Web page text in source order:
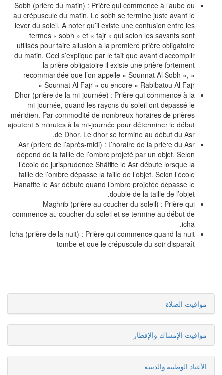
Sobh (prière du matin) : Prière qui commence à l’aube ou
au crépuscule du matin. Le sobh se termine juste avant le
lever du soleil. A noter qu’il existe une confusion entre les
termes « sobh » et « fajr » qui selon les savants sont
utilisés pour faire allusion à la première prière obligatoire
du matin. Ceci s’explique par le fait que avant d’accomplir
la prière obligatoire il existe une prière fortement
recommandée que l’on appelle « Sounnat Al Sobh », «
Sounnat Al Fajr » ou encore « Rabibatou Al Fajr »
Dhor (prière de la mi-journée) : Prière qui commence à la
mi-journée, quand les rayons du soleil ont dépassé le
méridien. Par commodité de nombreux horaires de prières
ajoutent 5 minutes à la mi-journée pour déterminer le début
de Dhor. Le dhor se termine au début du Asr.
Asr (prière de l’après-midi) : L’horaire de la prière du Asr
dépend de la taille de l’ombre projeté par un objet. Selon
l’école de jurisprudence Shâfiite le Asr débute lorsque la
taille de l’ombre dépasse la taille de l’objet. Selon l’école
Hanafite le Asr débute quand l’ombre projetée dépasse le
double de la taille de l’objet.
Maghrib (prière au coucher du soleil) : Prière qui
commence au coucher du soleil et se termine au début de
Icha (prière de la nuit) : Prière qui commence quand la nuit
tombe et que le crépuscule du soir disparaît.
مواقيت الصلاة
مواقيت الإمساك والإفطار
الأعياد الوطنية والدينية